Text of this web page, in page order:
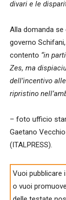
divari e le
Alla domanda
governo
contento “in
Zes, ma
dell’incentivo
ripristino
– foto ufficio
Gaetano
(ITALPRESS).
Vuoi pubblicare
o vuoi